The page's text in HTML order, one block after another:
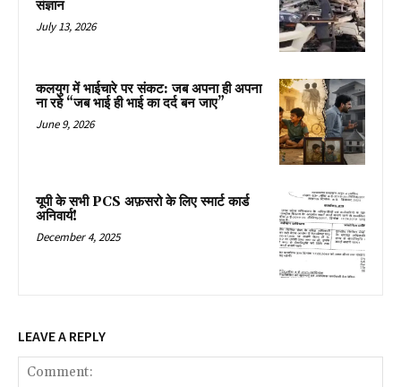
संज्ञान
July 13, 2026
कलयुग में भाईचारे पर संकट: जब अपना ही अपना
ना रहे “जब भाई ही भाई का दर्द बन जाए”
June 9, 2026
यूपी के सभी PCS अफ़सरो के लिए स्मार्ट कार्ड
अनिवार्य!
December 4, 2025
LEAVE A REPLY